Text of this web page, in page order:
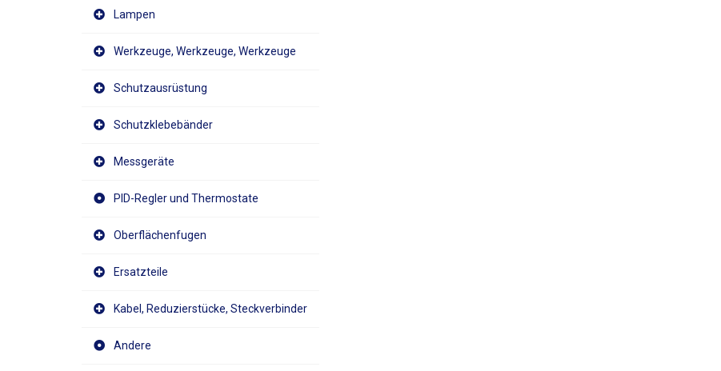
Lampen
Werkzeuge, Werkzeuge, Werkzeuge
Schutzausrüstung
Schutzklebebänder
Messgeräte
PID-Regler und Thermostate
Oberflächenfugen
Ersatzteile
Kabel, Reduzierstücke, Steckverbinder
Andere